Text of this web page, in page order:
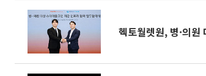
헥토월렛원, 병·의원